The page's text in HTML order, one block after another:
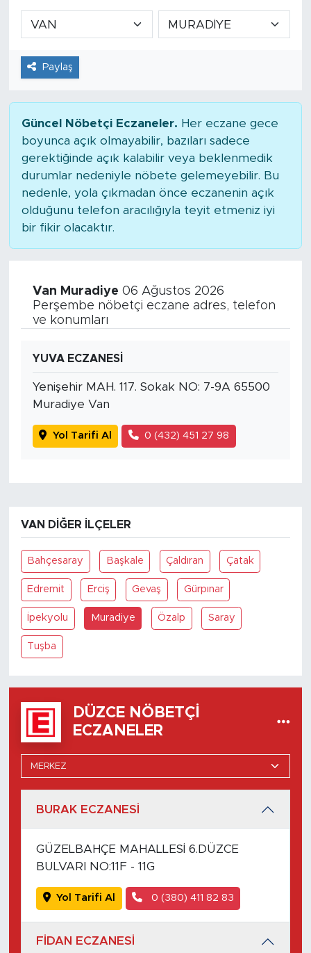
Paylaş
Güncel Nöbetçi Eczaneler. Her eczane gece
boyunca açık olmayabilir, bazıları sadece
gerektiğinde açık kalabilir veya beklenmedik
durumlar nedeniyle nöbete gelemeyebilir. Bu
nedenle, yola çıkmadan önce eczanenin açık
olduğunu telefon aracılığıyla teyit etmeniz iyi
bir fikir olacaktır.
Van Muradiye 06 Ağustos 2026
Perşembe nöbetçi eczane adres, telefon
ve konumları
YUVA ECZANESİ
Yenişehir MAH. 117. Sokak NO: 7-9A 65500
Muradiye Van
Yol Tarifi Al 0 (432) 451 27 98
VAN DIĞER İLÇELER
Bahçesaray Başkale Çaldıran Çatak
Edremit Erciş Gevaş Gürpınar
İpekyolu Muradiye Özalp Saray
Tuşba
DÜZCE NÖBETÇI
ECZANELER
BURAK ECZANESİ
GÜZELBAHÇE MAHALLESİ 6.DÜZCE
BULVARI NO:11F - 11G
Yol Tarifi Al 0 (380) 411 82 83
FİDAN ECZANESİ